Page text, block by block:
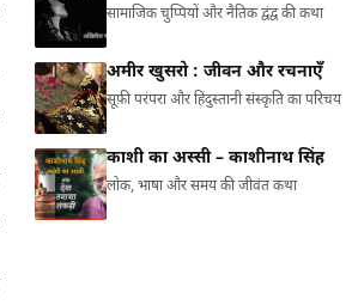
सामाजिक चुप्पियों और नैतिक द्वंद्व की कथा
अमीर खुसरो : जीवन और रचनाएँ
सूफ़ी परंपरा और हिंदुस्तानी संस्कृति का परिचय
काशी का अस्सी – काशीनाथ सिंह
लोक, भाषा और समय की जीवंत कथा